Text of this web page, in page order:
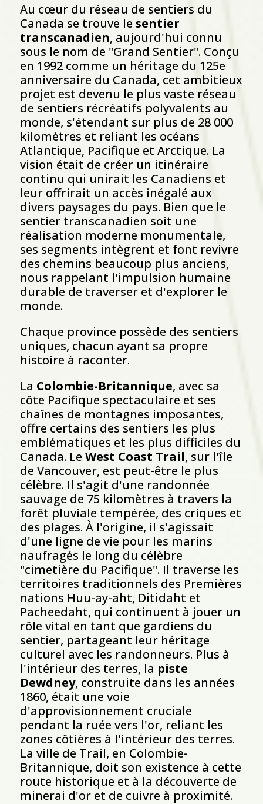
Au cœur du réseau de sentiers du
Canada se trouve le sentier
transcanadien, aujourd'hui connu
sous le nom de "Grand Sentier". Conçu
en 1992 comme un héritage du 125e
anniversaire du Canada, cet ambitieux
projet est devenu le plus vaste réseau
de sentiers récréatifs polyvalents au
monde, s'étendant sur plus de 28 000
kilomètres et reliant les océans
Atlantique, Pacifique et Arctique. La
vision était de créer un itinéraire
continu qui unirait les Canadiens et
leur offrirait un accès inégalé aux
divers paysages du pays. Bien que le
sentier transcanadien soit une
réalisation moderne monumentale,
ses segments intègrent et font revivre
des chemins beaucoup plus anciens,
nous rappelant l'impulsion humaine
durable de traverser et d'explorer le
monde.
Chaque province possède des sentiers
uniques, chacun ayant sa propre
histoire à raconter.
La Colombie-Britannique, avec sa
côte Pacifique spectaculaire et ses
chaînes de montagnes imposantes,
offre certains des sentiers les plus
emblématiques et les plus difficiles du
Canada. Le West Coast Trail, sur l'île
de Vancouver, est peut-être le plus
célèbre. Il s'agit d'une randonnée
sauvage de 75 kilomètres à travers la
forêt pluviale tempérée, des criques et
des plages. À l'origine, il s'agissait
d'une ligne de vie pour les marins
naufragés le long du célèbre
"cimetière du Pacifique". Il traverse les
territoires traditionnels des Premières
nations Huu-ay-aht, Ditidaht et
Pacheedaht, qui continuent à jouer un
rôle vital en tant que gardiens du
sentier, partageant leur héritage
culturel avec les randonneurs. Plus à
l'intérieur des terres, la piste
Dewdney, construite dans les années
1860, était une voie
d'approvisionnement cruciale
pendant la ruée vers l'or, reliant les
zones côtières à l'intérieur des terres.
La ville de Trail, en Colombie-
Britannique, doit son existence à cette
route historique et à la découverte de
minerai d'or et de cuivre à proximité.